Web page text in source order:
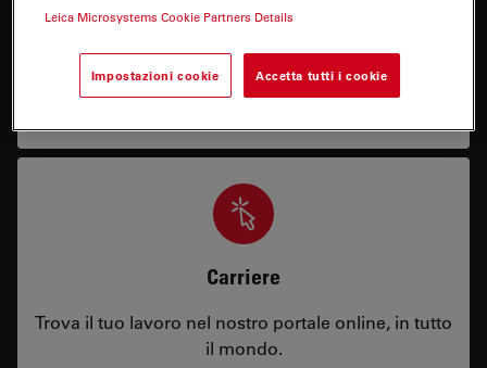
Ho bisogno di assistenza o formazione su come
utilizzare correttamente il mio sistema oppure su
come eseguire un’applicazione specifica con il mio
Carriere
Trova il tuo lavoro nel nostro portale online, in tutto
il mondo.
Leica Microsystems Cookie Partners Details
Impostazioni cookie Accetta tutti i cookie